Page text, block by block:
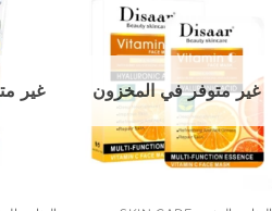
المفضلة
غير متوفر في المخزون غير